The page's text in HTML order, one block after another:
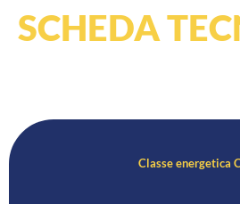
SCHEDA
Classe energetica